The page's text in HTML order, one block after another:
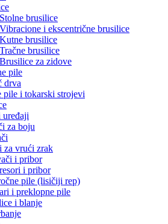
Stolne brusilice
Vibracione i ekscentrične brusilice
Kutne brusilice
Tračne brusilice
Brusilice za zidove
pile
drva
pile i tokarski strojevi
za boju
za vrući zrak
i pribor
i pribor
pile (lisičiji rep)
i preklopne pile
i blanje